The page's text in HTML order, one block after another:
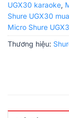
UGX30 karaoke,
Shure UGX30
Micro Shure
Thương hiệu: